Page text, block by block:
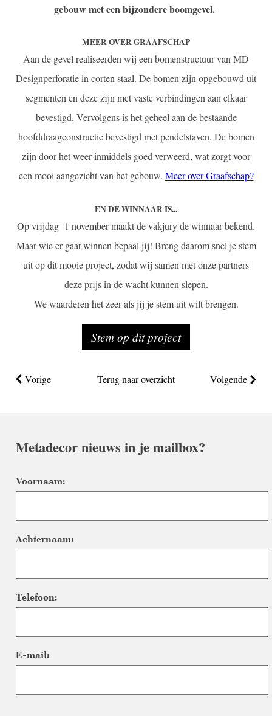
gebouw met een bijzondere boomgevel.
MEER OVER GRAAFSCHAP
Aan de gevel realiseerden wij een bomenstructuur van MD
Designperforatie in corten staal. De bomen zijn opgebouwd uit
segmenten en deze zijn met vaste verbindingen aan elkaar
bevestigd. Vervolgens is het geheel aan de bestaande
hoofddraagconstructie bevestigd met pendelstaven. De bomen
zijn door het weer inmiddels goed verweerd, wat zorgt voor
een mooi aangezicht van het gebouw. Meer over Graafschap?
EN DE WINNAAR IS...
Op vrijdag 1 november maakt de vakjury de winnaar bekend.
Maar wie er gaat winnen bepaal jij! Breng daarom snel je stem
uit op dit mooie project, zodat wij samen met onze partners
deze prijs in de wacht kunnen slepen.
We waarderen het zeer als jij je stem uit wilt brengen.
Stem op dit project
Vorige Terug naar overzicht Volgende
Metadecor nieuws in je mailbox?
Voornaam:
Achternaam:
Telefoon:
E-mail: